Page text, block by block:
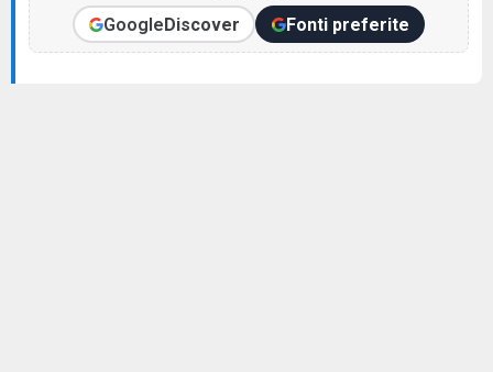
GoogleDiscover Fonti preferite